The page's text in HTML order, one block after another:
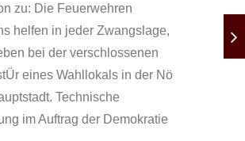
zu: Die Feuerwehren
helfen in jeder Zwangslage,
bei der verschlossenen
eines Wahllokals in der Nö
Technische
im Auftrag der Demokratie